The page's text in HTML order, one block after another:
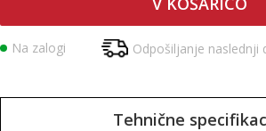
Na zalogi Odpošiljanje naslednji
Tehnične